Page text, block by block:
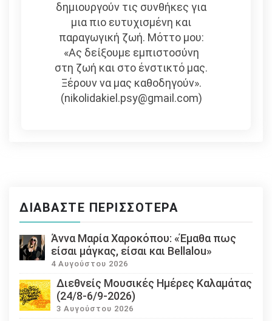
δημιουργούν τις συνθήκες για
μια πιο ευτυχισμένη και
παραγωγική ζωή. Μόττο μου:
«Ας δείξουμε εμπιστοσύνη
στη ζωή και στο ένστικτό μας.
Ξέρουν να μας καθοδηγούν».
(nikolidakiel.psy@gmail.com)
ΔΙΑΒΆΣΤΕ ΠΕΡΙΣΣΌΤΕΡΑ
Άννα Μαρία Χαροκόπου: «Έμαθα πως
είσαι μάγκας, είσαι και Bellalou»
4 Αυγούστου 2026
Διεθνείς Μουσικές Ημέρες Καλαμάτας
(24/8-6/9-2026)
3 Αυγούστου 2026